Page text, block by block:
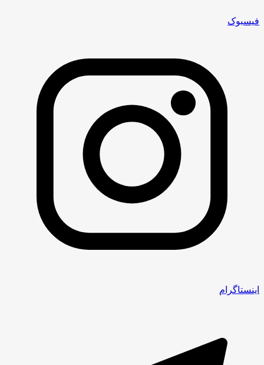
فیسبوک
اینستاگرام